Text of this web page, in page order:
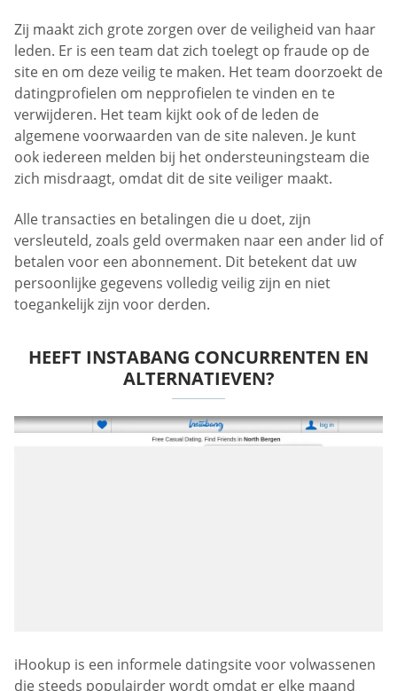
Zij maakt zich grote zorgen over de veiligheid van haar
leden. Er is een team dat zich toelegt op fraude op de
site en om deze veilig te maken. Het team doorzoekt de
datingprofielen om nepprofielen te vinden en te
verwijderen. Het team kijkt ook of de leden de
algemene voorwaarden van de site naleven. Je kunt
ook iedereen melden bij het ondersteuningsteam die
zich misdraagt, omdat dit de site veiliger maakt.
Alle transacties en betalingen die u doet, zijn
versleuteld, zoals geld overmaken naar een ander lid of
betalen voor een abonnement. Dit betekent dat uw
persoonlijke gegevens volledig veilig zijn en niet
toegankelijk zijn voor derden.
HEEFT INSTABANG CONCURRENTEN EN
ALTERNATIEVEN?
iHookup is een informele datingsite voor volwassenen
die steeds populairder wordt omdat er elke maand